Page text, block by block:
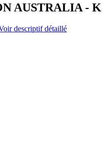
AUSTRALIA -
descriptif détaillé